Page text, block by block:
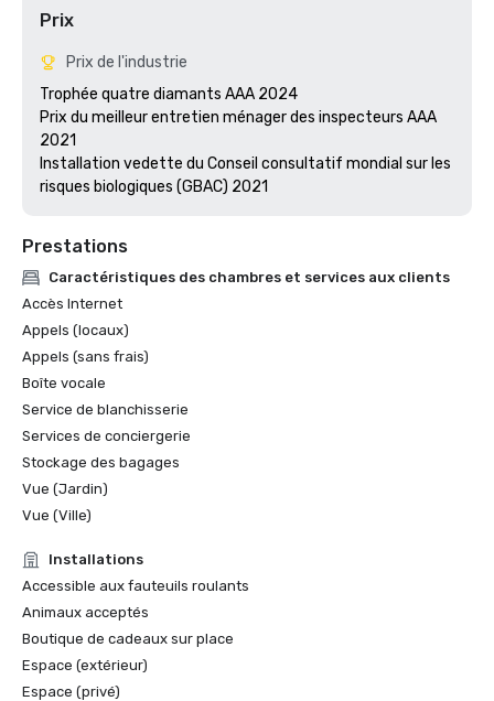
Prix
Prix de l'industrie
Trophée quatre diamants AAA 2024
Prix du meilleur entretien ménager des inspecteurs AAA
2021
Installation vedette du Conseil consultatif mondial sur les
risques biologiques (GBAC) 2021
Prestations
Caractéristiques des chambres et services aux clients
Accès Internet
Appels (locaux)
Appels (sans frais)
Boîte vocale
Service de blanchisserie
Services de conciergerie
Stockage des bagages
Vue (Jardin)
Vue (Ville)
Installations
Accessible aux fauteuils roulants
Animaux acceptés
Boutique de cadeaux sur place
Espace (extérieur)
Espace (privé)